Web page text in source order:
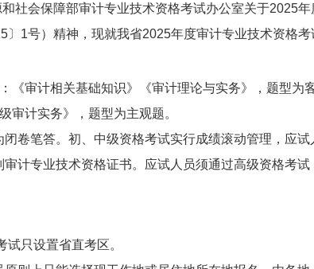
和社会保障部审计专业技术资格考试办公室关于2025
〕1号）精神，现就我省2025年度审计专业技术资格
《审计相关基础知识》《审计理论与实务》，题型为客
审计实务》，题型为主观题。
卷笔答。初、中级资格考试实行成绩滚动管理，应
计专业技术资格证书。应试人员须通过高级资格考
只设置省直考区。